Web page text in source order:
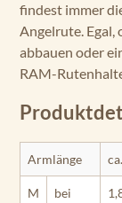
findest immer
Angelrute. Egal,
abbauen oder
RAM-
Armlänge
M
bei